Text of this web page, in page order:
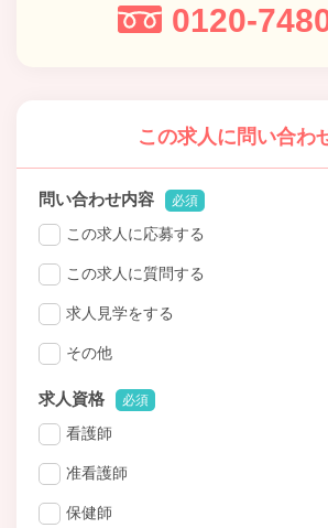
0120-
この求人に問い合わ
問い合わせ内容 必須
この求人に応募する
この求人に質問する
求人見学をする
その他
求人資格 必須
看護師
准看護師
保健師